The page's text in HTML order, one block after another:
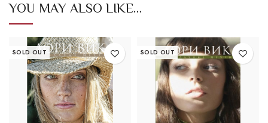
YOU MAY ALSO LIKE…
SOLD OUT SOLD OUT